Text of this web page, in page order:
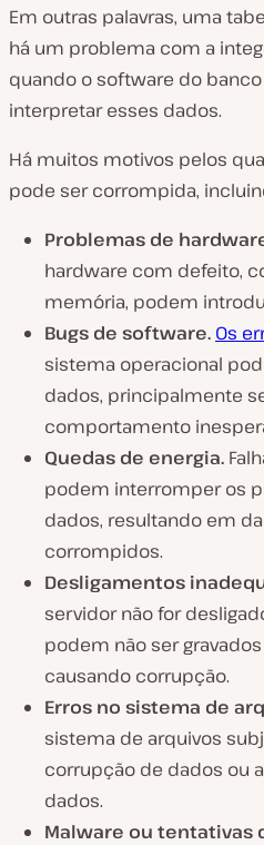
Em outras palavras, uma
há um problema com a
quando o software do
interpretar esses dados.
Há muitos motivos pelos
pode ser corrompida,
Problemas de
hardware com defeito,
memória, podem
Bugs de software. Os
sistema operacional
dados, principalmente
comportamento
Quedas de energia.
podem interromper os
dados, resultando em
corrompidos.
Desligamentos
servidor não for
podem não ser
causando corrupção.
Erros no sistema de
sistema de arquivos
corrupção de dados ou
dados.
Malware ou tentativas